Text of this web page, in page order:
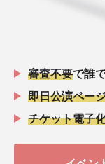
審査不要で誰
即日公演ペー
チケット電子